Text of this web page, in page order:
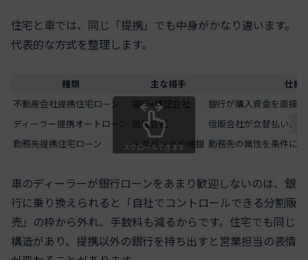
住宅と車では、同じ「提携」でも中身がかなり違います。
代表的な方式を整理します。
種類 主な相手
仕組
不動産会社提携住宅ローン
銀行+保証会社
銀行が購入資金を直接
ディーラー提携オートローン 信販会社
信販会社が立替払い、
勤務先提携住宅ローン
メガバンクや地銀 勤務先の属性を条件に
スクロールできます
車のディーラーが銀行ローンをあまり歓迎しないのは、銀
行に乗り換えられると「自社でコントロールできる分割販
売」の枠から外れ、手数料も減るからです。住宅でも同じ
構造があり、提携以外の銀行を持ち出すと営業担当の表情